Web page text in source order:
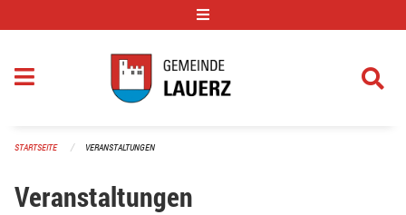
STARTSEITE VERANSTALTUNGEN
Veranstaltungen